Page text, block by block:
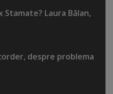
Stamate? Laura Bălan,
despre problema